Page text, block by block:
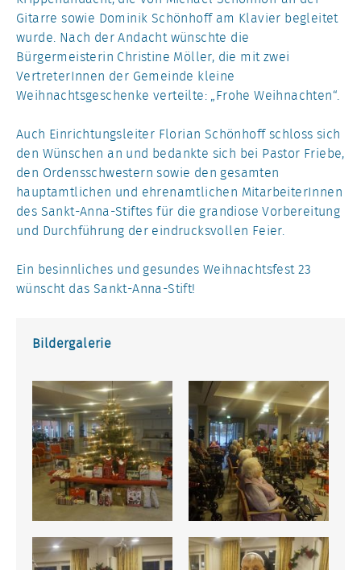
Gitarre sowie Dominik Schönhoff am Klavier begleitet
wurde. Nach der Andacht wünschte die
Bürgermeisterin Christine Möller, die mit zwei
VertreterInnen der Gemeinde kleine
Weihnachtsgeschenke verteilte: „Frohe Weihnachten“.
Auch Einrichtungsleiter Florian Schönhoff schloss sich
den Wünschen an und bedankte sich bei Pastor Friebe,
den Ordensschwestern sowie den gesamten
hauptamtlichen und ehrenamtlichen MitarbeiterInnen
des Sankt-Anna-Stiftes für die grandiose Vorbereitung
und Durchführung der eindrucksvollen Feier.
Ein besinnliches und gesundes Weihnachtsfest 23
wünscht das Sankt-Anna-Stift!
Bildergalerie